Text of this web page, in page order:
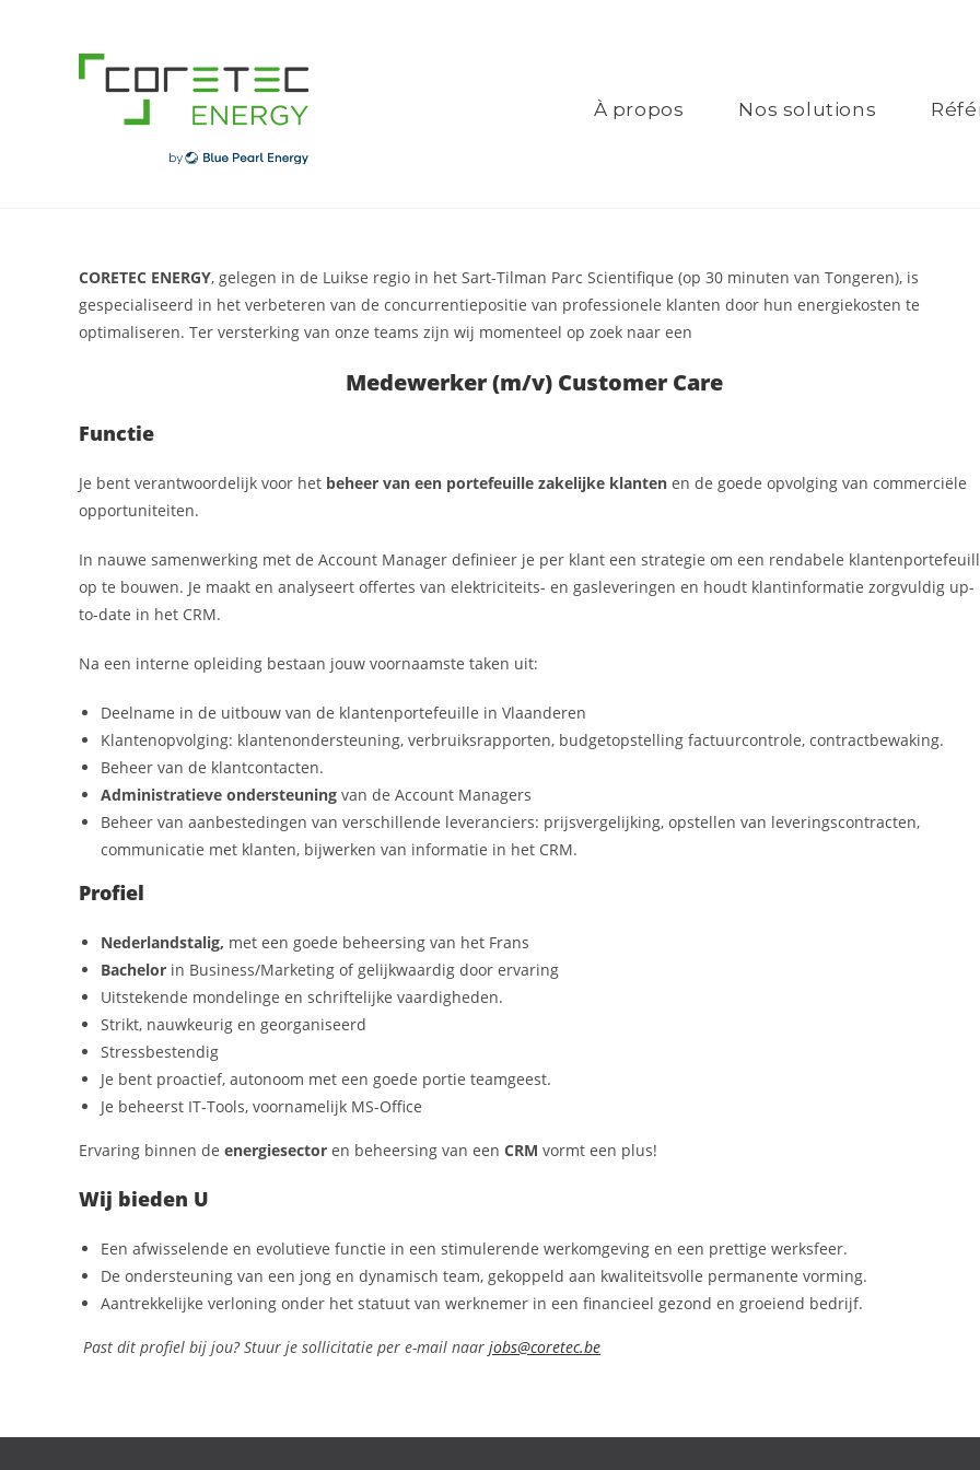
À propos Nos solutions
CORETEC ENERGY, gelegen in de Luikse regio in het Sart-Tilman Parc Scientifique (op 30 minuten van Tongeren), is
gespecialiseerd in het verbeteren van de concurrentiepositie van professionele klanten door hun energiekosten te
optimaliseren. Ter versterking van onze teams zijn wij momenteel op zoek naar een
Medewerker (m/v) Customer Care
Functie
Je bent verantwoordelijk voor het beheer van een portefeuille zakelijke klanten en de goede opvolging van commerciële
opportuniteiten.
In nauwe samenwerking met de Account Manager definieer je per klant een strategie om een rendabele
op te bouwen. Je maakt en analyseert offertes van elektriciteits- en gasleveringen en houdt klantinformatie zorgvuldig up-
to-date in het CRM.
Na een interne opleiding bestaan jouw voornaamste taken uit:
Deelname in de uitbouw van de klantenportefeuille in Vlaanderen
Klantenopvolging: klantenondersteuning, verbruiksrapporten, budgetopstelling factuurcontrole, contractbewaking.
Beheer van de klantcontacten.
Administratieve ondersteuning van de Account Managers
Beheer van aanbestedingen van verschillende leveranciers: prijsvergelijking, opstellen van leveringscontracten,
communicatie met klanten, bijwerken van informatie in het CRM.
Profiel
Nederlandstalig, met een goede beheersing van het Frans
Bachelor in Business/Marketing of gelijkwaardig door ervaring
Uitstekende mondelinge en schriftelijke vaardigheden.
Strikt, nauwkeurig en georganiseerd
Stressbestendig
Je bent proactief, autonoom met een goede portie teamgeest.
Je beheerst IT-Tools, voornamelijk MS-Office
Ervaring binnen de energiesector en beheersing van een CRM vormt een plus!
Wij bieden U
Een afwisselende en evolutieve functie in een stimulerende werkomgeving en een prettige werksfeer.
De ondersteuning van een jong en dynamisch team, gekoppeld aan kwaliteitsvolle permanente vorming.
Aantrekkelijke verloning onder het statuut van werknemer in een financieel gezond en groeiend bedrijf.
Past dit profiel bij jou? Stuur je sollicitatie per e-mail naar jobs@coretec.be